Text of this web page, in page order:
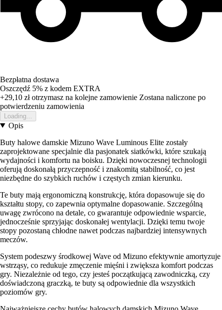
Bezpłatna dostawa
Oszczędź 5% z kodem EXTRA
+29,10 złotrzymasz na kolejne zamowienie Zostana naliczone po
potwierdzeniu zamowienia
Loading...
Opis
Buty halowe damskie Mizuno Wave Luminous Elite zostały
zaprojektowane specjalnie dla pasjonatek siatkówki, które szukają
wydajności i komfortu na boisku. Dzięki nowoczesnej technologii
oferują doskonałą przyczepność i znakomitą stabilność, co jest
niezbędne do szybkich ruchów i częstych zmian kierunku.
Te buty mają ergonomiczną konstrukcję, która dopasowuje się do
kształtu stopy, co zapewnia optymalne dopasowanie. Szczególną
uwagę zwrócono na detale, co gwarantuje odpowiednie wsparcie,
jednocześnie sprzyjając doskonałej wentylacji. Dzięki temu twoje
stopy pozostaną chłodne nawet podczas najbardziej intensywnych
meczów.
System podeszwy środkowej Wave od Mizuno efektywnie amortyzuje
wstrząsy, co redukuje zmęczenie mięśni i zwiększa komfort podczas
gry. Niezależnie od tego, czy jesteś początkującą zawodniczką, czy
doświadczoną graczką, te buty są odpowiednie dla wszystkich
poziomów gry.